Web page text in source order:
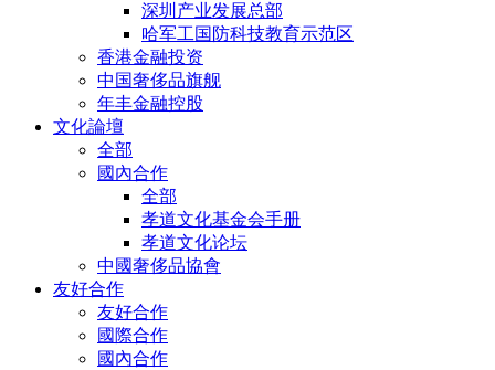
深圳产业发展总部
哈军工国防科技教育示范区
香港金融投资
中国奢侈品旗舰
年丰金融控股
文化論壇
全部
國內合作
全部
孝道文化基金会手册
孝道文化论坛
中國奢侈品協會
友好合作
友好合作
國際合作
國內合作